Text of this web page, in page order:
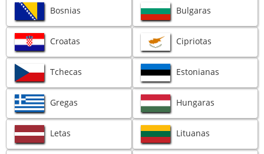
Bosnias Bulgaras
Croatas Cipriotas
Tchecas Estonianas
Gregas Hungaras
Letas Lituanas